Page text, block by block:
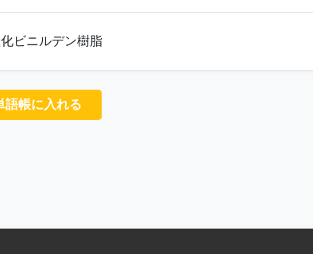
化ビニルデン樹脂
帳に入れる